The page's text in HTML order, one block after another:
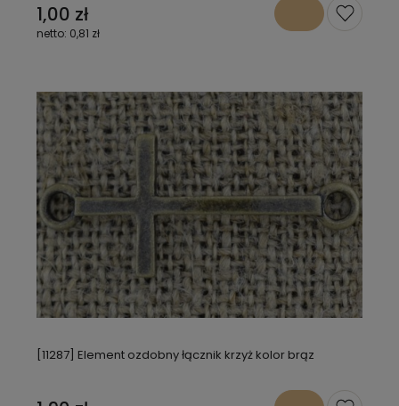
1,00 zł
0,81 zł
[11287] Element ozdobny łącznik krzyż kolor brąz